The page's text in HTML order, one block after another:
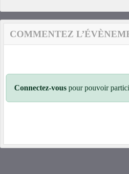
COMMENTEZ
Connectez-vous pour pouvoir